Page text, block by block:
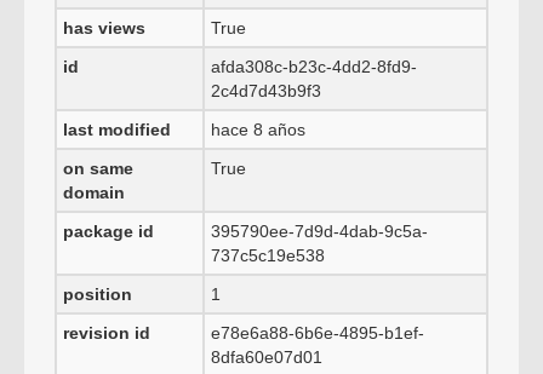
has views
True
id
afda308c-b23c-4dd2-8fd9-
2c4d7d43b9f3
last modified
hace 8 años
on same
domain
True
package id
395790ee-7d9d-4dab-9c5a-
737c5c19e538
position
1
revision id
e78e6a88-6b6e-4895-b1ef-
8dfa60e07d01